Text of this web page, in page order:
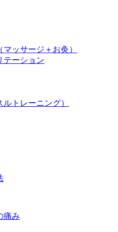
ッサージ＋お灸）
テーション
トレーニング）
痛み